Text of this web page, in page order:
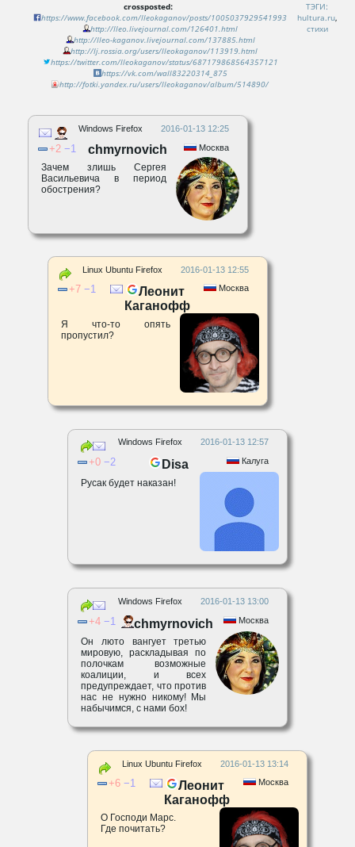
crossposted:
https://www.facebook.com/lleokaganov/posts/1005037929541993
http://lleo.livejournal.com/126401.html
http://lleo-kaganov.livejournal.com/137885.html
http://lj.rossia.org/users/lleokaganov/113919.html
https://twitter.com/lleokaganov/status/687179868564357121
https://vk.com/wall83220314_875
http://fotki.yandex.ru/users/lleokaganov/album/514890/
ТЭГИ:
hultura.ru,
стихи
2016-01-13 12:25
Windows Firefox
Москва
2 1 chmyrnovich
Зачем злишь Сергея
Васильевича в период
обострения?
2016-01-13 12:55
Linux Ubuntu Firefox
Москва
7 1
Леонит
Каганофф
Я что-то опять
пропустил?
2016-01-13 12:57
Windows Firefox
Калуга
0 2 Disa
Русак будет наказан!
2016-01-13 13:00
Windows Firefox
Москва
4 1 chmyrnovich
Он люто вангует третью
мировую, раскладывая по
полочкам возможные
коалиции, и всех
предупреждает, что против
нас не нужно никому! Мы
набычимся, с нами бох!
2016-01-13 13:14
Linux Ubuntu Firefox
Москва
6 1
Леонит
Каганофф
О Господи Марс.
Где почитать?